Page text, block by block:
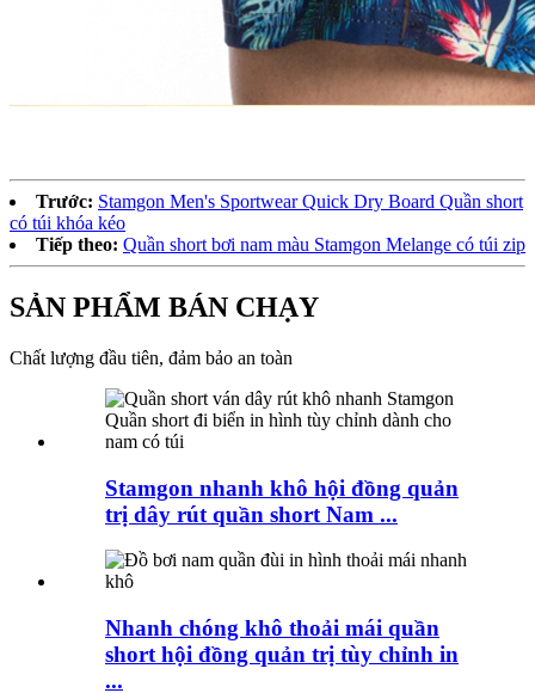
Trước: Stamgon Men's Sportwear Quick Dry Board Quần short
có túi khóa kéo
Tiếp theo: Quần short bơi nam màu Stamgon Melange có túi zip
SẢN PHẨM BÁN CHẠY
Chất lượng đầu tiên, đảm bảo an toàn
Stamgon nhanh khô hội đồng quản
trị dây rút quần short Nam ...
Nhanh chóng khô thoải mái quần
short hội đồng quản trị tùy chỉnh in
...